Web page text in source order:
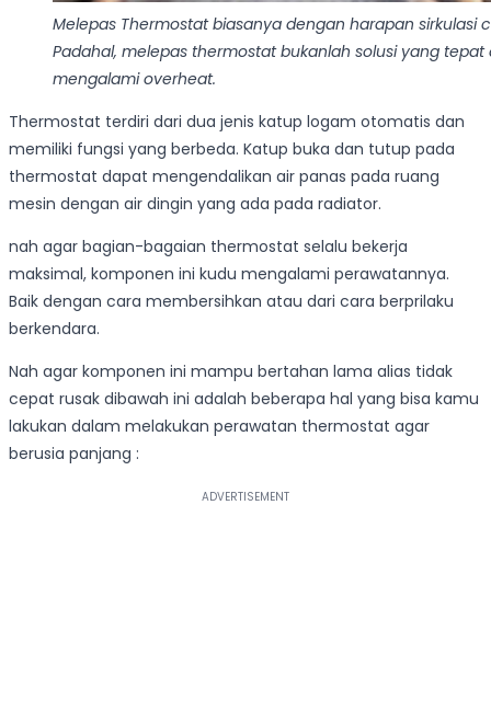
Melepas Thermostat biasanya dengan harapan
Padahal, melepas thermostat bukanlah solusi yang
mengalami overheat.
Thermostat terdiri dari dua jenis katup logam otomatis dan
memiliki fungsi yang berbeda. Katup buka dan tutup pada
thermostat dapat mengendalikan air panas pada ruang
mesin dengan air dingin yang ada pada radiator.
nah agar bagian-bagaian thermostat selalu bekerja
maksimal, komponen ini kudu mengalami perawatannya.
Baik dengan cara membersihkan atau dari cara berprilaku
berkendara.
Nah agar komponen ini mampu bertahan lama alias tidak
cepat rusak dibawah ini adalah beberapa hal yang bisa kamu
lakukan dalam melakukan perawatan thermostat agar
berusia panjang :